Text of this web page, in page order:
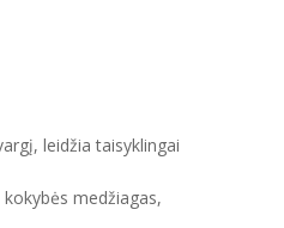
leidžia taisyklingai
medžiagas,